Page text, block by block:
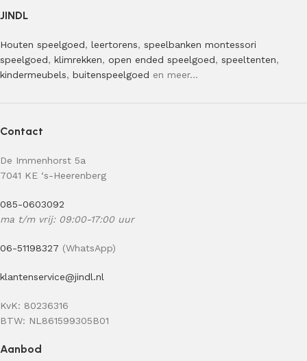
JINDL
Houten speelgoed, leertorens, speelbanken montessori
speelgoed, klimrekken, open ended speelgoed, speeltenten,
kindermeubels, buitenspeelgoed en meer…
Contact
De Immenhorst 5a
7041 KE ‘s-Heerenberg
085-0603092
ma t/m vrij: 09:00-17:00 uur
06-51198327 (WhatsApp)
klantenservice@jindl.nl
KvK: 80236316
BTW: NL861599305B01
Aanbod